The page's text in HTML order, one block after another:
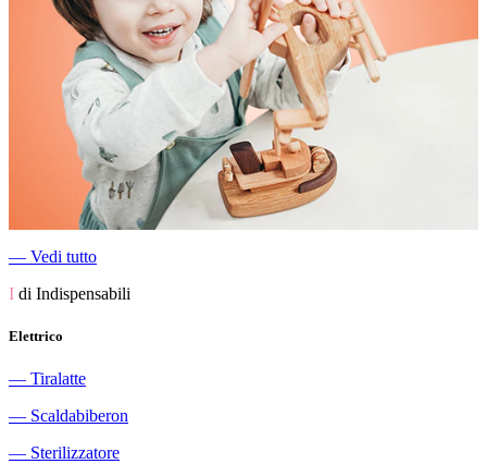
― Vedi tutto
I di Indispensabili
Elettrico
― Tiralatte
― Scaldabiberon
― Sterilizzatore